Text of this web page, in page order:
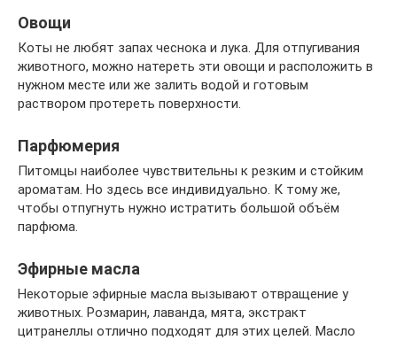
Овощи
Коты не любят запах чеснока и лука. Для отпугивания
животного, можно натереть эти овощи и расположить в
нужном месте или же залить водой и готовым
раствором протереть поверхности.
Парфюмерия
Питомцы наиболее чувствительны к резким и стойким
ароматам. Но здесь все индивидуально. К тому же,
чтобы отпугнуть нужно истратить большой объём
парфюма.
Эфирные масла
Некоторые эфирные масла вызывают отвращение у
животных. Розмарин, лаванда, мята, экстракт
цитранеллы отлично подходят для этих целей. Масло